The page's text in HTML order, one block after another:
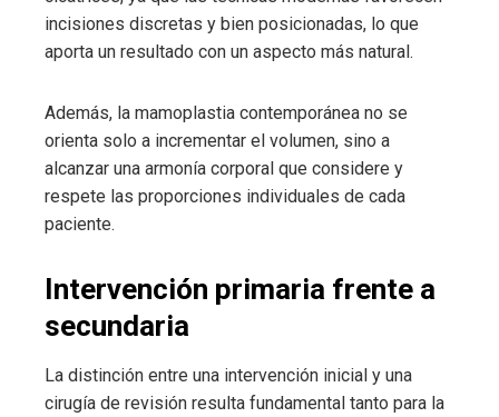
incisiones discretas y bien posicionadas, lo que
aporta un resultado con un aspecto más natural.
Además, la mamoplastia contemporánea no se
orienta solo a incrementar el volumen, sino a
alcanzar una armonía corporal que considere y
respete las proporciones individuales de cada
paciente.
Intervención primaria frente a
secundaria
La distinción entre una intervención inicial y una
cirugía de revisión resulta fundamental tanto para la